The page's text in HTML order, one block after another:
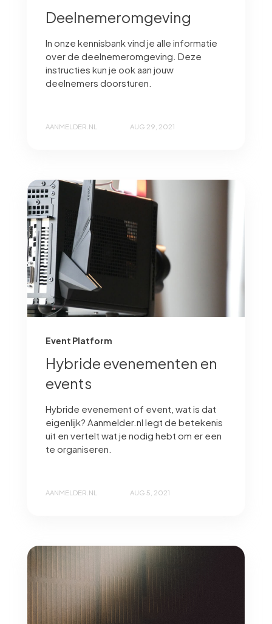
Deelnemeromgeving
In onze kennisbank vind je alle informatie
over de deelnemeromgeving. Deze
instructies kun je ook aan jouw
deelnemers doorsturen.
AANMELDER.NL AUG 29, 2021
Event Platform
Hybride evenementen en
events
Hybride evenement of event, wat is dat
eigenlijk? Aanmelder.nl legt de betekenis
uit en vertelt wat je nodig hebt om er een
te organiseren.
AANMELDER.NL AUG 5, 2021